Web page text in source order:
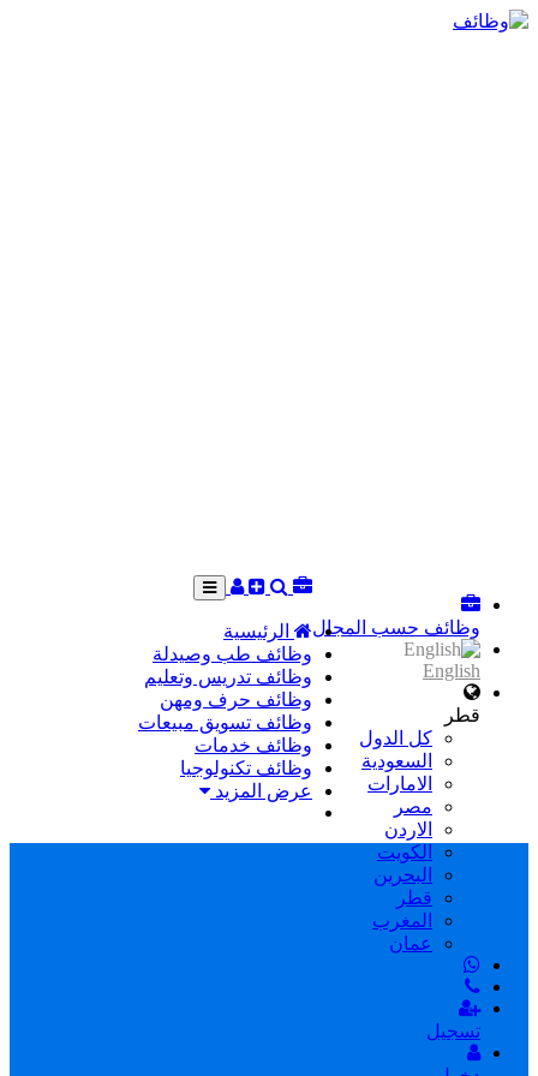
وظائف حسب المجال
English
قطر
كل الدول
السعودية
الامارات
مصر
الاردن
الكويت
البحرين
قطر
المغرب
عمان
تسجيل
الرئيسية
وظائف طب وصيدلة
وظائف تدريس وتعليم
وظائف حرف ومهن
وظائف تسويق مبيعات
وظائف خدمات
وظائف تكنولوجيا
عرض المزيد